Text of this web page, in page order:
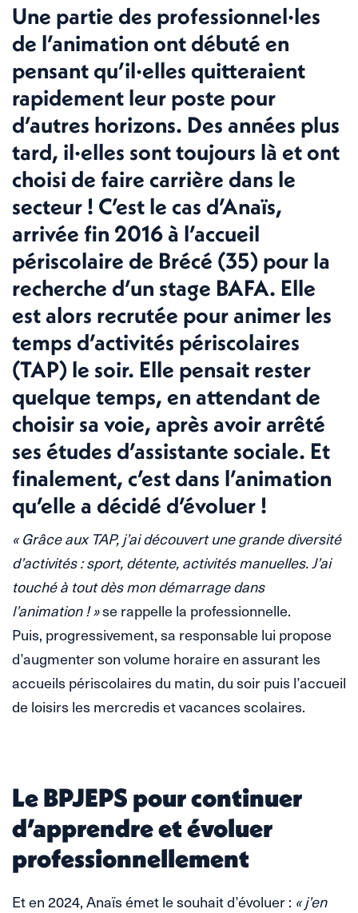
Une partie des professionnel·les
de l’animation ont débuté en
pensant qu’il·elles quitteraient
rapidement leur poste pour
d’autres horizons. Des années plus
tard, il·elles sont toujours là et ont
choisi de faire carrière dans le
secteur ! C’est le cas d’Anaïs,
arrivée fin 2016 à l’accueil
périscolaire de Brécé (35) pour la
recherche d’un stage BAFA. Elle
est alors recrutée pour animer les
temps d’activités périscolaires
(TAP) le soir. Elle pensait rester
quelque temps, en attendant de
choisir sa voie, après avoir arrêté
ses études d’assistante sociale. Et
finalement, c’est dans l’animation
qu’elle a décidé d’évoluer !
« Grâce aux TAP, j’ai découvert une grande diversité
d’activités : sport, détente, activités manuelles. J’ai
touché à tout dès mon démarrage dans
l’animation ! »se rappelle la professionnelle.
Puis, progressivement, sa responsable lui propose
d’augmenter son volume horaire en assurant les
accueils périscolaires du matin, du soir puis l’accueil
de loisirs les mercredis et vacances scolaires.
Le BPJEPS pour continuer
d’apprendre et évoluer
professionnellement
Et en 2024, Anaïs émet le souhait d’évoluer : « j’en